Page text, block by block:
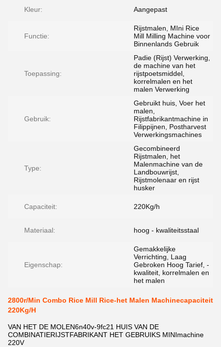
Kleur: Aangepast
Functie:
Rijstmalen, MIni Rice
Mill Milling Machine voor
Binnenlands Gebruik
Toepassing:
Padie (Rijst) Verwerking,
de machine van het
rijstpoetsmiddel,
korrelmalen en het
malen Verwerking
Gebruik:
Gebruikt huis, Voer het
malen,
Rijstfabrikantmachine in
Filippijnen, Postharvest
Verwerkingsmachines
Type:
Gecombineerd
Rijstmalen, het
Malenmachine van de
Landbouwrijst,
Rijstmolenaar en rijst
husker
Capaciteit: 220Kg/h
Materiaal: hoog - kwaliteitsstaal
Eigenschap:
Gemakkelijke
Verrichting, Laag
Gebroken Hoog Tarief, -
kwaliteit, korrelmalen en
het malen
2800r/Min Combo Rice Mill Rice-het Malen Machinecapaciteit
220Kg/H
VAN HET DE MOLEN6n40v-9fc21 HUIS VAN DE
COMBINATIERIJSTFABRIKANT HET GEBRUIKS MINImachine
220V